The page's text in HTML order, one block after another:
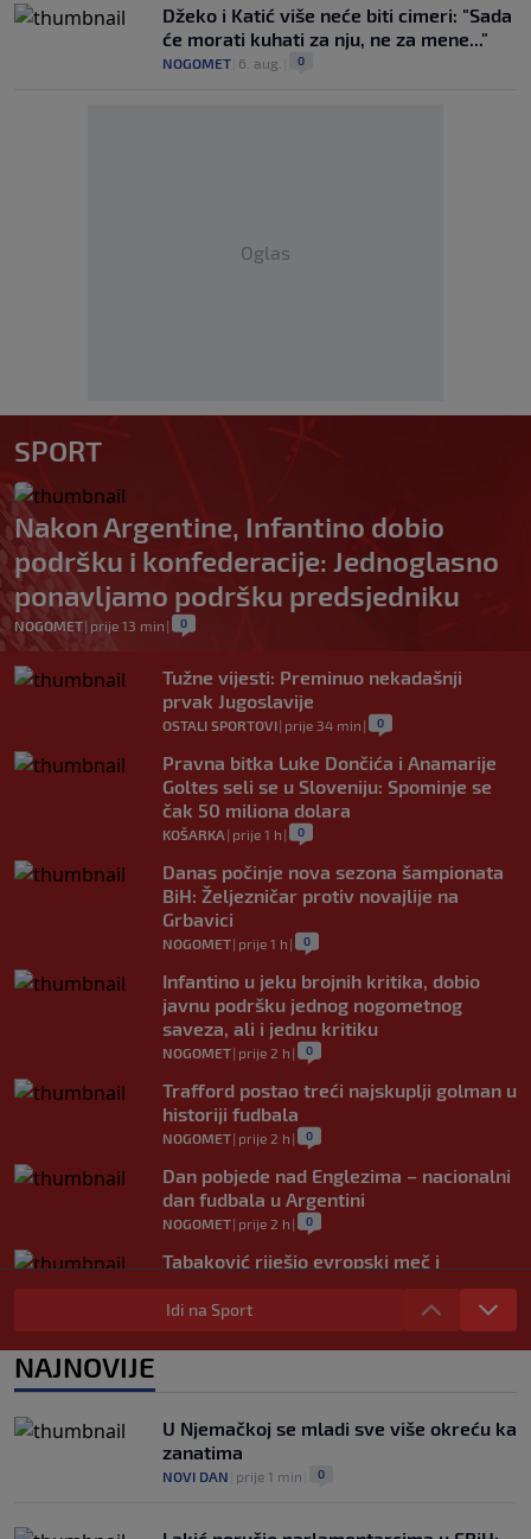
Džeko i Katić više neće biti cimeri: "Sada
će morati kuhati za nju, ne za mene..."
NOGOMET 6. aug. 0
Oglas
SPORT
Nakon Argentine, Infantino dobio
podršku i konfederacije: Jednoglasno
ponavljamo podršku predsjedniku
NOGOMET| prije 13 min | 0
Tužne vijesti: Preminuo nekadašnji
prvak Jugoslavije
OSTALI SPORTOVI| prije 34 min | 0
Pravna bitka Luke Dončića i Anamarije
Goltes seli se u Sloveniju: Spominje se
čak 50 miliona dolara
KOŠARKA | prije 1 h | 0
Danas počinje nova sezona šampionata
BiH: Željezničar protiv novajlije na
Grbavici
NOGOMET| prije 1 h | 0
Infantino u jeku brojnih kritika, dobio
javnu podršku jednog nogometnog
saveza, ali i jednu kritiku
NOGOMET| prije 2 h | 0
Trafford postao treći najskuplji golman u
historiji fudbala
NOGOMET| prije 2 h | 0
Dan pobjede nad Englezima – nacionalni
dan fudbala u Argentini
NOGOMET| prije 2 h | 0
Tabaković riješio evropski meč i
Salzburgu donio pobjedu (VIDEO)
NOGOMET|6. aug.
Allah, Allah, Allah, Allah… Mohamed
Idi na Sport
NAJNOVIJE
U Njemačkoj se mladi sve više okreću ka
zanatima
NOVI DAN prije 1 min 0